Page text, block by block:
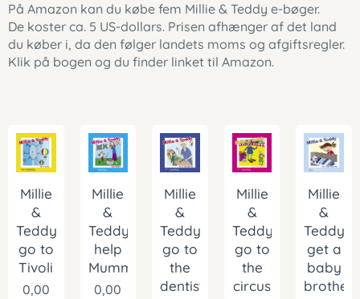
På Amazon kan du købe fem Millie & Teddy e-bøger.
De koster ca. 5 US-dollars. Prisen afhænger af det land
du køber i, da den følger landets moms og afgiftsregler.
Klik på bogen og du finder linket til Amazon.
Millie
&
Teddy
go to
Tivoli
0,00
Millie
&
Teddy
help
Mummy
0,00
Millie
&
Teddy
go to
the
dentist
Millie
&
Teddy
go to
the
circus
Millie
&
Teddy
get a
baby
brother